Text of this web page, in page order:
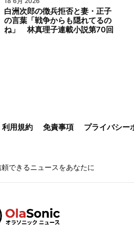
白洲次郎の徴兵拒否と妻・正子
の言葉「戦争からも隠れてるの
ね」 林真理子連載小説第70回
利用規約 免責事項 プライバシー
できるニュースをあなたに